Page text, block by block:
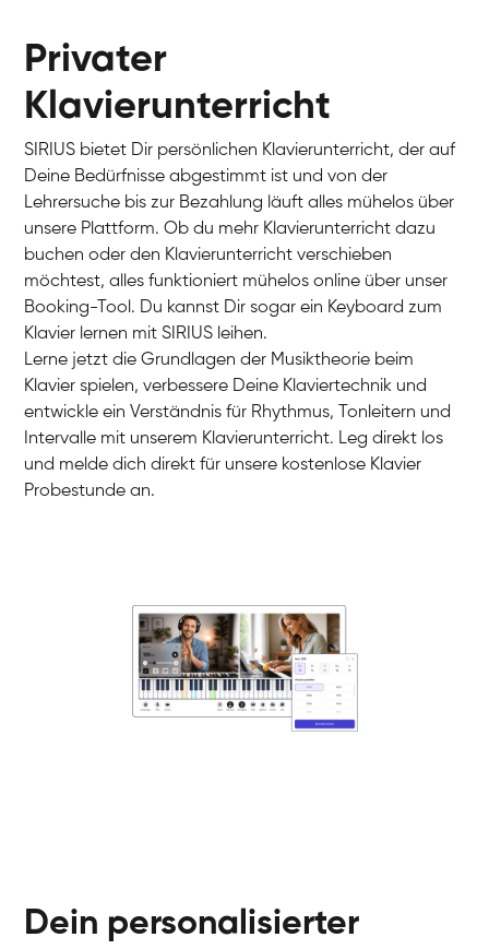
Charlotte
Klavier / Piano / Flügel
Klavier / Piano / Flügel
Klavier / Piano / Flügel
Privater
Klavierunterricht
SIRIUS bietet Dir persönlichen Klavierunterricht, der auf
Deine Bedürfnisse abgestimmt ist und von der
Lehrersuche bis zur Bezahlung läuft alles mühelos über
unsere Plattform. Ob du mehr Klavierunterricht dazu
buchen oder den Klavierunterricht verschieben
möchtest, alles funktioniert mühelos online über unser
Booking-Tool. Du kannst Dir sogar ein Keyboard zum
Klavier lernen mit SIRIUS leihen.
Lerne jetzt die Grundlagen der Musiktheorie beim
Klavier spielen, verbessere Deine Klaviertechnik und
entwickle ein Verständnis für Rhythmus, Tonleitern und
Intervalle mit unserem Klavierunterricht. Leg direkt los
und melde dich direkt für unsere kostenlose Klavier
Probestunde an.
Dein personalisierter